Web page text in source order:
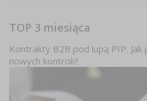
TOP 3 miesiąca
Kontrakty B2B pod lupą PIP.
nowych kontroli?